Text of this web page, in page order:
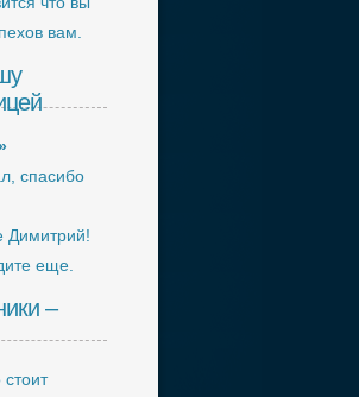
вам.
спасибо
Димитрий!
еще.
–
стоит